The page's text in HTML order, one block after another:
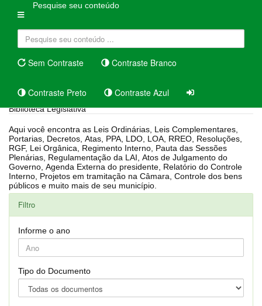
Pesquise seu conteúdo
Sem Contraste Contraste Branco
Contraste Preto Contraste Azul
Biblioteca Legislativa
Aqui você encontra as Leis Ordinárias, Leis Complementares,
Portarias, Decretos, Atas, PPA, LDO, LOA, RREO, Resoluções,
RGF, Lei Orgânica, Regimento Interno, Pauta das Sessões
Plenárias, Regulamentação da LAI, Atos de Julgamento do
Governo, Agenda Externa do presidente, Relatório do Controle
Interno, Projetos em tramitação na Câmara, Controle dos bens
públicos e muito mais de seu município.
Filtro
Informe o ano
Tipo do Documento